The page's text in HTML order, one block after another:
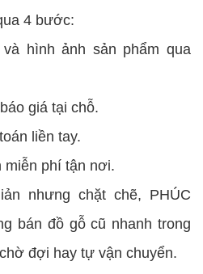
4 bước:
hình ảnh sản phẩm qua
giá tại chỗ.
liền tay.
miễn phí tận nơi.
nhưng chặt chẽ, PHÚC
bán đồ gỗ cũ nhanh trong
đợi hay tự vận chuyển.